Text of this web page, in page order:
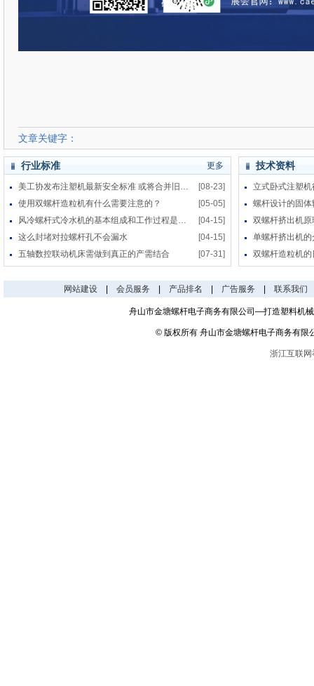
文章关键字：
更多
行业标准
[08-23]
美工协发布注塑机最新安全标准 或将合并旧标准
[05-05]
使用双螺杆造粒机有什么需要注意的？
[04-15]
风冷螺杆式冷水机的基本组成和工作过程是什么？
[04-15]
这么封堵对拉螺杆孔不会漏水
[07-31]
五轴数控联动机床需做到真正的产需结合
技术资料
螺杆设计的固体
双螺杆挤出机
单螺杆挤出机
双螺杆造粒机
网站建设 会员服务 产品排名 广告服务 联系我们
舟山市金塘螺杆电子商务有限公司—打造塑料机
© 版权所有 舟山市金塘螺杆电子商务有
浙江互联网